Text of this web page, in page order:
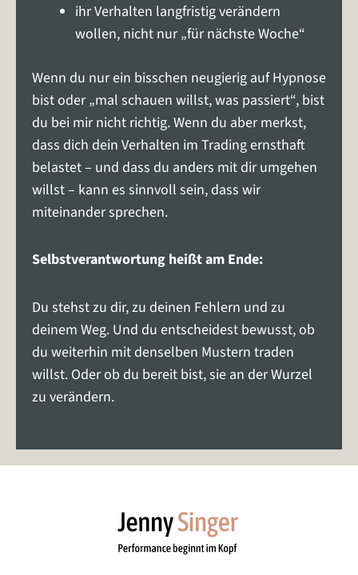
ihr Verhalten langfristig verändern
wollen, nicht nur „für nächste Woche“
Wenn du nur ein bisschen neugierig auf Hypnose
bist oder „mal schauen willst, was passiert“, bist
du bei mir nicht richtig. Wenn du aber merkst,
dass dich dein Verhalten im Trading ernsthaft
belastet – und dass du anders mit dir umgehen
willst – kann es sinnvoll sein, dass wir
miteinander sprechen.
Selbstverantwortung heißt am Ende:
Du stehst zu dir, zu deinen Fehlern und zu
deinem Weg. Und du entscheidest bewusst, ob
du weiterhin mit denselben Mustern traden
willst. Oder ob du bereit bist, sie an der Wurzel
zu verändern.